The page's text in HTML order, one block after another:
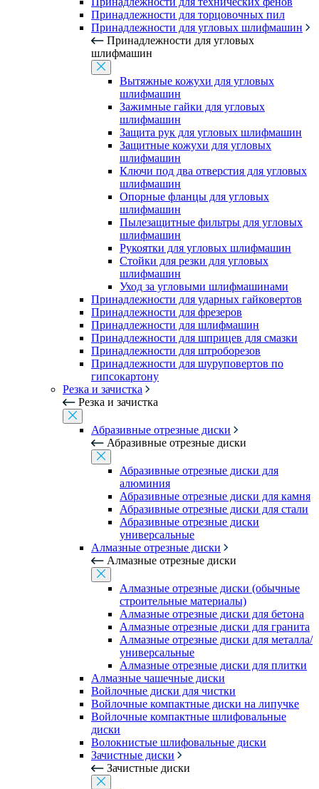
Принадлежности для торцовочных пил
Принадлежности для угловых шлифмашин
Принадлежности для угловых
шлифмашин
Вытяжные кожухи для угловых
шлифмашин
Зажимные гайки для угловых
шлифмашин
Защита рук для угловых шлифмашин
Защитные кожухи для угловых
шлифмашин
Ключи под два отверстия для угловых
шлифмашин
Опорные фланцы для угловых
шлифмашин
Пылезащитные фильтры для угловых
шлифмашин
Рукоятки для угловых шлифмашин
Стойки для резки для угловых
шлифмашин
Уход за угловыми шлифмашинами
Принадлежности для ударных гайковертов
Принадлежности для фрезеров
Принадлежности для шлифмашин
Принадлежности для шприцев для смазки
Принадлежности для штроборезов
Принадлежности для шуруповертов по
гипсокартону
Резка и зачистка
Резка и зачистка
Абразивные отрезные диски
Абразивные отрезные диски
Абразивные отрезные диски для
алюминия
Абразивные отрезные диски для камня
Абразивные отрезные диски для стали
Абразивные отрезные диски
универсальные
Алмазные отрезные диски
Алмазные отрезные диски
Алмазные отрезные диски (обычные
строительные материалы)
Алмазные отрезные диски для бетона
Алмазные отрезные диски для гранита
Алмазные отрезные диски для металла/
универсальные
Алмазные отрезные диски для плитки
Алмазные чашечные диски
Войлочные диски для чистки
Войлочные компактные диски на липучке
Войлочные компактные шлифовальные
диски
Волокнистые шлифовальные диски
Зачистные диски
Зачистные диски